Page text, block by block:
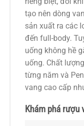
tạo nên dòng
sản xuất ra các
đến full-body.
uống không hề
uống. Chất
từng năm và
vang cao cấp
Khám phá rượu